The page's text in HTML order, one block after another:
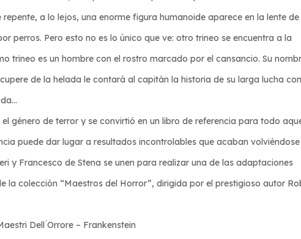
a lo lejos, una enorme figura humanoide aparece en la lente de
perros. Pero esto no es lo único que ve: otro trineo se encuentra a la
trineo es un hombre con el rostro marcado por el cansancio. Su
de la helada le contará al capitán la historia de su larga lucha
género de terror y se convirtió en un libro de referencia para todo
puede dar lugar a resultados incontrolables que acaban volviéndose
y Francesco de Stena se unen para realizar una de las adaptaciones
la colección “Maestros del Horror”, dirigida por el prestigioso autor
Dell ́Orrore – Frankenstein